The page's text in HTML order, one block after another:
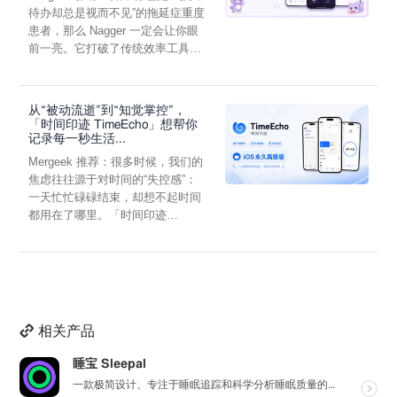
待办却总是视而不见”的拖延症重度
患者，那么 Nagger 一定会让你眼
前一亮。它打破了传统效率工具冰
从“被动流逝”到“知觉掌控”，
「时间印迹 TimeEcho」想帮你
记录每一秒生活...
Mergeek 推荐：很多时候，我们的
焦虑往往源于对时间的“失控感”：
一天忙忙碌碌结束，却想不起时间
都用在了哪里。「时间印迹
相关产品
睡宝 Sleepal
一款极简设计、专注于睡眠追踪和科学分析睡眠质量的 APP，用简单的表达，读懂睡眠的深浅、质量，如何改...